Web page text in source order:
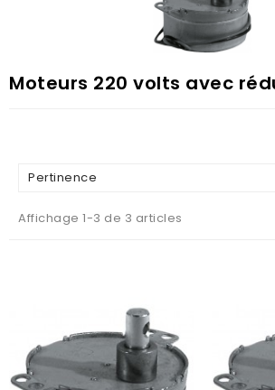
Moteurs 220 volts avec
Pertinence
Affichage 1-3 de 3 articles